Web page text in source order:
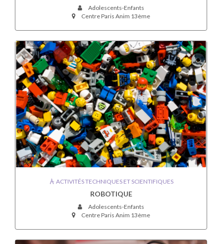
Adolescents-Enfants
Centre Paris Anim 13ème
ACTIVITÉS TECHNIQUES ET SCIENTIFIQUES
ROBOTIQUE
Adolescents-Enfants
Centre Paris Anim 13ème